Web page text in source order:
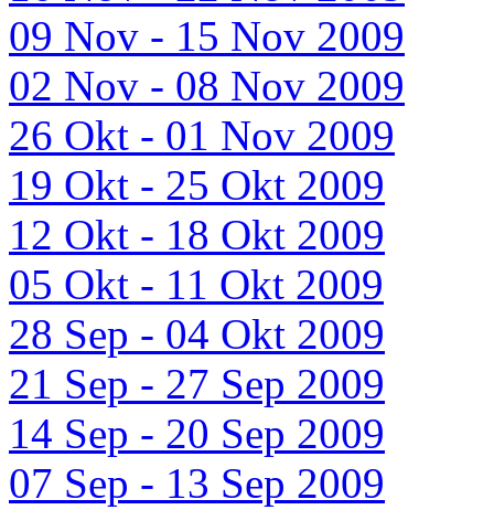
09 Nov - 15 Nov 2009
02 Nov - 08 Nov 2009
26 Okt - 01 Nov 2009
19 Okt - 25 Okt 2009
12 Okt - 18 Okt 2009
05 Okt - 11 Okt 2009
28 Sep - 04 Okt 2009
21 Sep - 27 Sep 2009
14 Sep - 20 Sep 2009
07 Sep - 13 Sep 2009